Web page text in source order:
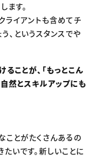
ます。
ライアントも含めてチ
、というスタンスでや
ことが、「もっとこん
然とスキルアップにも
とがたくさんあるの
いです。新しいことに